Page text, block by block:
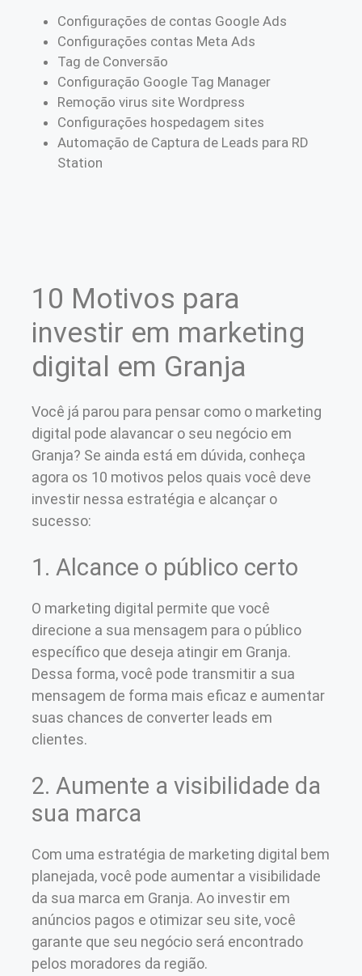
Configurações de contas Google Ads
Configurações contas Meta Ads
Tag de Conversão
Configuração Google Tag Manager
Remoção virus site Wordpress
Configurações hospedagem sites
Automação de Captura de Leads para RD
Station
10 Motivos para
investir em marketing
digital em Granja
Você já parou para pensar como o marketing
digital pode alavancar o seu negócio em
Granja? Se ainda está em dúvida, conheça
agora os 10 motivos pelos quais você deve
investir nessa estratégia e alcançar o
sucesso:
1. Alcance o público certo
O marketing digital permite que você
direcione a sua mensagem para o público
específico que deseja atingir em Granja.
Dessa forma, você pode transmitir a sua
mensagem de forma mais eficaz e aumentar
suas chances de converter leads em
clientes.
2. Aumente a visibilidade da
sua marca
Com uma estratégia de marketing digital bem
planejada, você pode aumentar a visibilidade
da sua marca em Granja. Ao investir em
anúncios pagos e otimizar seu site, você
garante que seu negócio será encontrado
pelos moradores da região.